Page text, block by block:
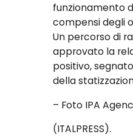
funzionamento
compensi degli
Un percorso di
approvato la
positivo,
della
– Foto IPA
(ITALPRESS).